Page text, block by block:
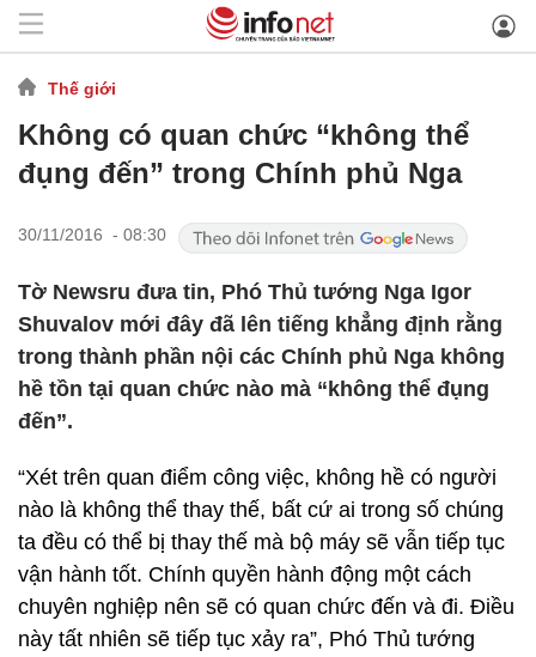
Thế giới
Không có quan chức “không thể
đụng đến” trong Chính phủ Nga
30/11/2016 - 08:30
Tờ Newsru đưa tin, Phó Thủ tướng Nga Igor
Shuvalov mới đây đã lên tiếng khẳng định rằng
trong thành phần nội các Chính phủ Nga không
hề tồn tại quan chức nào mà “không thể đụng
đến”.
“Xét trên quan điểm công việc, không hề có người
nào là không thể thay thế, bất cứ ai trong số chúng
ta đều có thể bị thay thế mà bộ máy sẽ vẫn tiếp tục
vận hành tốt. Chính quyền hành động một cách
chuyên nghiệp nên sẽ có quan chức đến và đi. Điều
này tất nhiên sẽ tiếp tục xảy ra”, Phó Thủ tướng